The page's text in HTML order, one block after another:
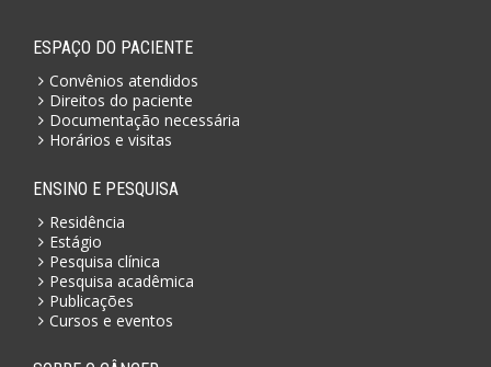
ESPAÇO DO PACIENTE
Convênios atendidos
Direitos do paciente
Documentação necessária
Horários e visitas
ENSINO E PESQUISA
Residência
Estágio
Pesquisa clínica
Pesquisa acadêmica
Publicações
Cursos e eventos